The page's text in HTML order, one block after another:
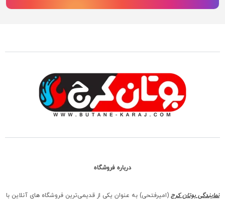
درباره فروشگاه
نمایندگی بوتان کرج (امیرفتحی) به عنوان یکی از قدیمی‌ترین فروشگاه های آنلاین با